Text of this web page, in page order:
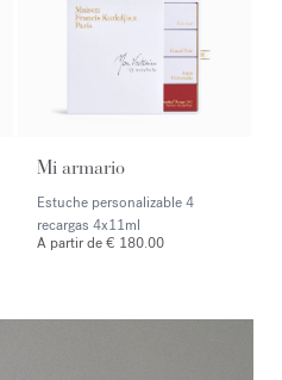
Mi armario
Estuche personalizable 4
recargas 4x11ml
A partir de € 180.00
cita en la tienda</span></p>